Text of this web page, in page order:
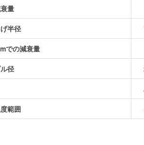
量
半径
での減衰量
径
範囲